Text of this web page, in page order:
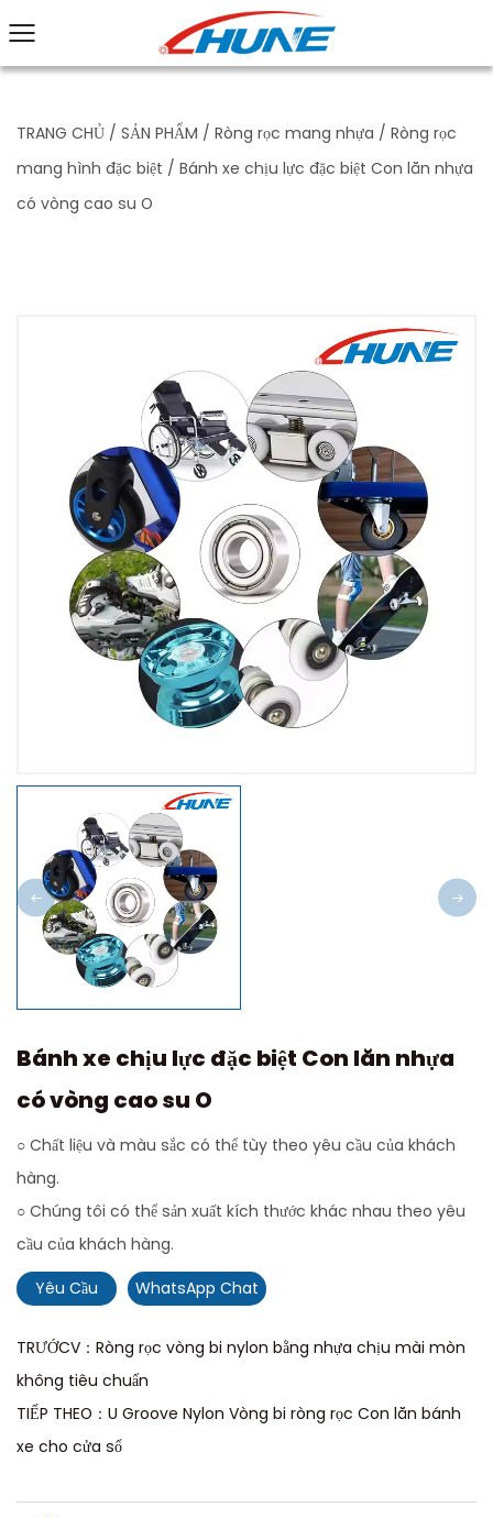
TRANG CHỦ / SẢN PHẨM / Ròng rọc mang nhựa / Ròng rọc
mang hình đặc biệt / Bánh xe chịu lực đặc biệt Con lăn nhựa
có vòng cao su O
Bánh xe chịu lực đặc biệt Con lăn nhựa
có vòng cao su O
○ Chất liệu và màu sắc có thể tùy theo yêu cầu của khách
hàng.
○ Chúng tôi có thể sản xuất kích thước khác nhau theo yêu
cầu của khách hàng.
Yêu Cầu
WhatsApp Chat
TRƯỚCV：Ròng rọc vòng bi nylon bằng nhựa chịu mài mòn
không tiêu chuẩn
TIẾP THEO：U Groove Nylon Vòng bi ròng rọc Con lăn bánh
xe cho cửa sổ